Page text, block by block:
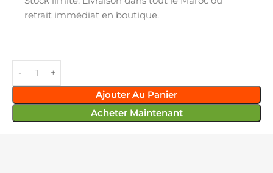
retrait immédiat en boutique.
Ajouter Au Panier
Acheter Maintenant